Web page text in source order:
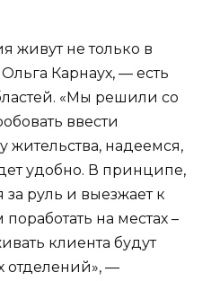
живут не только в
Карнаух, — есть
«Мы решили со
ввести
жительства, надеемся,
удобно. В принципе,
руль и выезжает к
на местах –
клиента будут
отделений», —